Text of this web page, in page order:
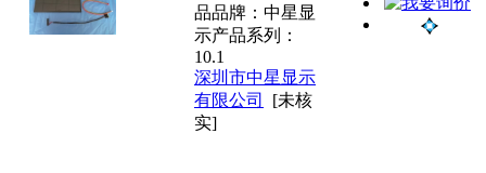
品品牌：中星显
示产品系列：
10.1
深圳市中星显示
有限公司
[未核
实]